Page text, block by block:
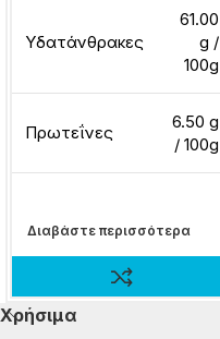
Υδατάνθρακες
61.00
g /
100g
Πρωτεΐνες
6.50 g
/ 100g
Διαβάστε περισσότερα
Χρήσιμα